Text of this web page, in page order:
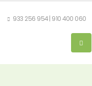
933 256 954 | 910 400 060